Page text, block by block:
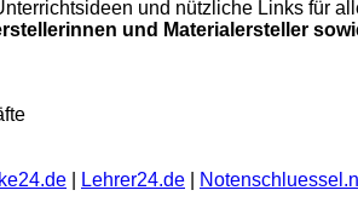
und nützliche Links für
und Materialersteller
Lehrer24.de